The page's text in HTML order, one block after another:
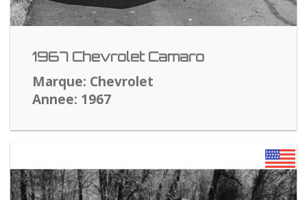
1967 Chevrolet Camaro
Marque: Chevrolet
Annee: 1967